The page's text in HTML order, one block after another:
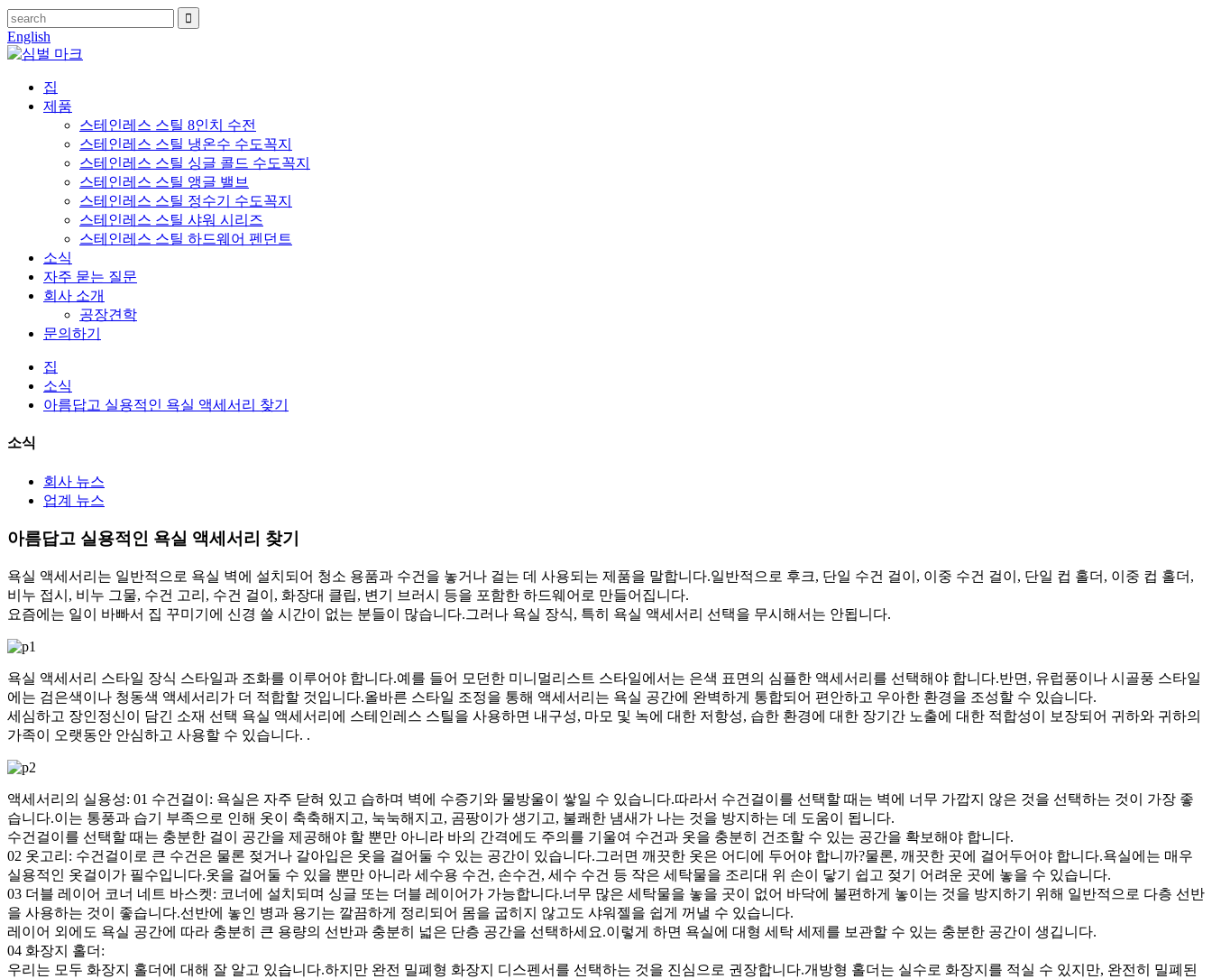
English
집
제품
스테인레스 스틸 8인치 수전
스테인레스 스틸 냉온수 수도꼭지
스테인레스 스틸 싱글 콜드 수도꼭지
스테인레스 스틸 앵글 밸브
스테인레스 스틸 정수기 수도꼭지
스테인레스 스틸 샤워 시리즈
스테인레스 스틸 하드웨어 펜던트
소식
자주 묻는 질문
회사 소개
공장견학
문의하기
집
소식
아름답고 실용적인 욕실 액세서리 찾기
소식
회사 뉴스
업계 뉴스
아름답고 실용적인 욕실 액세서리 찾기
욕실 액세서리는 일반적으로 욕실 벽에 설치되어 청소 용품과 수건을 놓거나 걸는 데 사용되는 제품을 말합니다.일반적으로 후크, 단일 수건 걸이, 이중 수건 걸이, 단일 컵 홀더, 이중 컵 홀더,
비누 접시, 비누 그물, 수건 고리, 수건 걸이, 화장대 클립, 변기 브러시 등을 포함한 하드웨어로 만들어집니다.
요즘에는 일이 바빠서 집 꾸미기에 신경 쓸 시간이 없는 분들이 많습니다.그러나 욕실 장식, 특히 욕실 액세서리 선택을 무시해서는 안됩니다.
욕실 액세서리 스타일 장식 스타일과 조화를 이루어야 합니다.예를 들어 모던한 미니멀리스트 스타일에서는 은색 표면의 심플한 액세서리를 선택해야 합니다.반면, 유럽풍이나 시골풍 스타일
에는 검은색이나 청동색 액세서리가 더 적합할 것입니다.올바른 스타일 조정을 통해 액세서리는 욕실 공간에 완벽하게 통합되어 편안하고 우아한 환경을 조성할 수 있습니다.
세심하고 장인정신이 담긴 소재 선택 욕실 액세서리에 스테인레스 스틸을 사용하면 내구성, 마모 및 녹에 대한 저항성, 습한 환경에 대한 장기간 노출에 대한 적합성이 보장되어 귀하와 귀하의
가족이 오랫동안 안심하고 사용할 수 있습니다. .
액세서리의 실용성: 01 수건걸이: 욕실은 자주 닫혀 있고 습하며 벽에 수증기와 물방울이 쌓일 수 있습니다.따라서 수건걸이를 선택할 때는 벽에 너무 가깝지 않은 것을 선택하는 것이 가장 좋
습니다.이는 통풍과 습기 부족으로 인해 옷이 축축해지고, 눅눅해지고, 곰팡이가 생기고, 불쾌한 냄새가 나는 것을 방지하는 데 도움이 됩니다.
수건걸이를 선택할 때는 충분한 걸이 공간을 제공해야 할 뿐만 아니라 바의 간격에도 주의를 기울여 수건과 옷을 충분히 건조할 수 있는 공간을 확보해야 합니다.
02 옷고리: 수건걸이로 큰 수건은 물론 젖거나 갈아입은 옷을 걸어둘 수 있는 공간이 있습니다.그러면 깨끗한 옷은 어디에 두어야 합니까?물론, 깨끗한 곳에 걸어두어야 합니다.욕실에는 매우
실용적인 옷걸이가 필수입니다.옷을 걸어둘 수 있을 뿐만 아니라 세수용 수건, 손수건, 세수 수건 등 작은 세탁물을 조리대 위 손이 닿기 쉽고 젖기 어려운 곳에 놓을 수 있습니다.
03 더블 레이어 코너 네트 바스켓: 코너에 설치되며 싱글 또는 더블 레이어가 가능합니다.너무 많은 세탁물을 놓을 곳이 없어 바닥에 불편하게 놓이는 것을 방지하기 위해 일반적으로 다층 선반
을 사용하는 것이 좋습니다.선반에 놓인 병과 용기는 깔끔하게 정리되어 몸을 굽히지 않고도 샤워젤을 쉽게 꺼낼 수 있습니다.
레이어 외에도 욕실 공간에 따라 충분히 큰 용량의 선반과 충분히 넓은 단층 공간을 선택하세요.이렇게 하면 욕실에 대형 세탁 세제를 보관할 수 있는 충분한 공간이 생깁니다.
04 화장지 홀더:
우리는 모두 화장지 홀더에 대해 잘 알고 있습니다.하지만 완전 밀폐형 화장지 디스펜서를 선택하는 것을 진심으로 권장합니다.개방형 홀더는 실수로 화장지를 적실 수 있지만, 완전히 밀폐된